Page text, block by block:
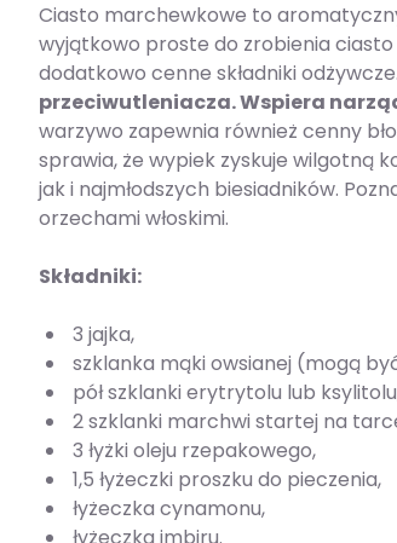
Ciasto marchewkowe to
wyjątkowo proste do zrobienia
dodatkowo cenne składniki odżywcze.
przeciwutleniacza. Wspiera
warzywo zapewnia również cenny
sprawia, że wypiek zyskuje wilgotną
jak i najmłodszych biesiadników.
orzechami włoskimi.
Składniki:
3 jajka,
szklanka mąki owsianej (mogą
pół szklanki erytrytolu lub
2 szklanki marchwi startej na
3 łyżki oleju rzepakowego,
1,5 łyżeczki proszku do pieczenia,
łyżeczka cynamonu,